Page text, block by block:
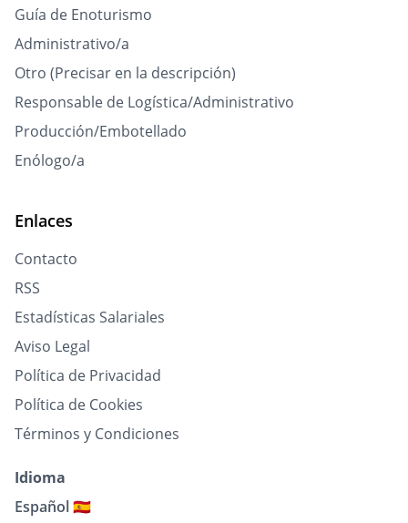
Guía de Enoturismo
Administrativo/a
Otro (Precisar en la descripción)
Responsable de Logística/Administrativo
Producción/Embotellado
Enólogo/a
Enlaces
Contacto
RSS
Estadísticas Salariales
Aviso Legal
Política de Privacidad
Política de Cookies
Términos y Condiciones
Idioma
Español 🇪🇸